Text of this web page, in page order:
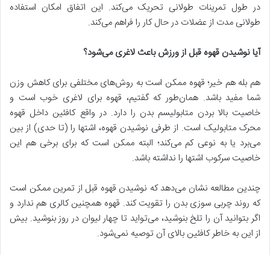
در طول تمرینات طولانی تحریک می‌کند. این اتفاق امکان استفاده
طولانی مدت از عضلات در حال کار را فراهم می‌کند.
آیا نوشیدن قهوه قبل از ورزش باعث لاغری می‌شود؟
هم بله هم خیر؛ قهوه ممکن است به روش‌های مختلفی برای کاهش وزن
شما مفید باشد. همان‌طور که گفتیم، قهوه برای لاغری خوب است و
خاصیت بالا بردن متابولیسم بدن را دارد. در واقع کافئین داخل قهوه
محرک متابولیک است. از طرفی نوشیدن قهوه، اشتها را (تا حدی) از بین
می‌برد یا به نوعی کم می‌کند؛ البته ممکن است که برای برخی هم این
خاصیت سرکوب اشتها را نداشته باشد.
چندین مطالعه نشان می‌دهد که نوشیدن قهوه قبل از تمرین ممکن است
که روند چربی سوزی بدن را تقویت کند. قهوه همچنین کالری هم ندارد و
اگر بتوانید آن را تلخ بنوشید، می‌تواید تا چهار لیوان در روز بنوشید. بیش
از این به خاطر کافئین بالای آن توصیه نمی‌شود.